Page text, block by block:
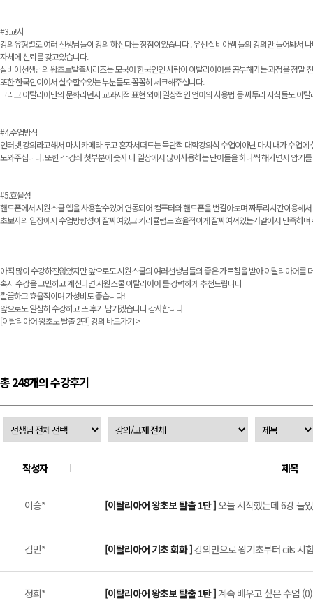
#3.교사
강의유형별로 여러 선생님들이 강의 하신다는 장점이있습니다 . 우선 실비아쌤 들의 강의만 들어봐
자체에 신뢰를 갖고있습니다.
실비아선생님의 왕초보탈출시리즈는 모국어 한국인인 사람이 이탈리아어를 공부해가는 과정을 정말
또한 한국인이여서 실수할수있는 부분들도 꼼꼼히 체크해주십니다.
그리고 이탈리아만의 문화라던지 교과서적 표현 외에 일상적인 언어의 사용법 등 짜투리 지식들도 이
#4.수업방식
인터넷 강의라고해서 마치 카메라 두고 혼자서떠드는 독단적 대학강의식 수업이아닌 마치 내가 수업
도와주십니다. 또한 각 강좌 첫부분에 숫자 나 일상에서 많이사용하는 단어들을 하나씩 해가면서 암
#5.효율성
핸드폰에서 시원스쿨 앱을 사용할수있어 연동되어 컴퓨터와 핸드폰을 번갈아보며 짜투리시간이용해
초보자의 입장에서 수업방향성이 잘짜여있고 커리큘럼도 효율적이게 잘짜여져있는거같아서 만족하
아직 많이 수강하진않았지만 앞으로도 시원스쿨의 여러선생님들의 좋은 가르침을 받아 이탈리아어를
혹시 수강을 고민하고 계신다면 시원스쿨 이탈리아어 를 강력하게 추천드립니다
깔끔하고 효율적이며 가성비도 좋습니다!
앞으로도 열심히 수강하고 또 후기 남기겠습니다 감사합니다
[이탈리아어 왕초보 탈출 2탄]강의 바로가기 >
총 248개의 수강후기
작성자 제목
이승* [이탈리아어 왕초보 탈출 1탄 ]오늘 시작했는데 6강 들
김민* [이탈리아어 기초 회화 ]강의만으로 왕기초부터 cils 시
정희* [이탈리아어 왕초보 탈출 1탄 ] 계속 배우고 싶은 수업 (0)